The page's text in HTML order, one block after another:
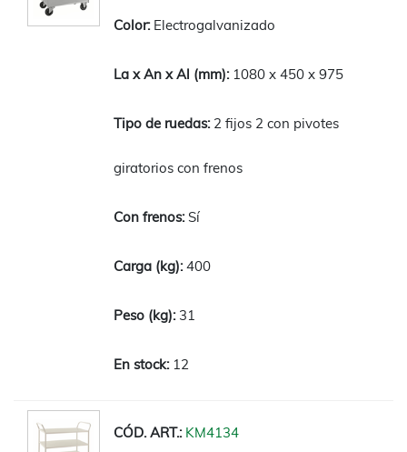
Electrogalvanizado
1080 x 450 x 975
2 fijos 2 con pivotes
giratorios con frenos
Sí
400
31
12
KM4134